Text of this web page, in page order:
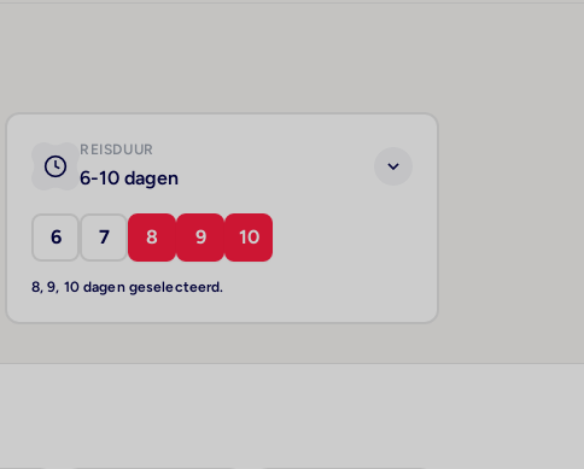
REISDUUR
6-10 dagen
6 7 8 9 10
8, 9, 10 dagen geselecteerd.